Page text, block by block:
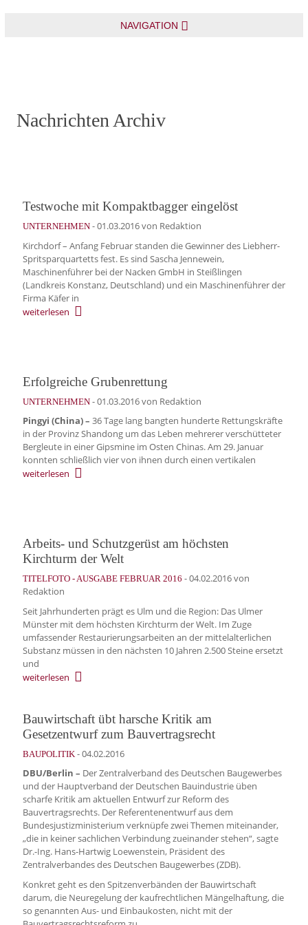
NAVIGATION
Nachrichten Archiv
Testwoche mit Kompaktbagger eingelöst
UNTERNEHMEN-01.03.2016von Redaktion
Kirchdorf – Anfang Februar standen die Gewinner des Liebherr-
Spritsparquartetts fest. Es sind Sascha Jennewein,
Maschinenführer bei der Nacken GmbH in Steißlingen
(Landkreis Konstanz, Deutschland) und ein Maschinenführer der
Firma Käfer in
weiterlesen
Erfolgreiche Grubenrettung
UNTERNEHMEN-01.03.2016von Redaktion
Pingyi (China) – 36 Tage lang bangten hunderte Rettungskräfte
in der Provinz Shandong um das Leben mehrerer verschütteter
Bergleute in einer Gipsmine im Osten Chinas. Am 29. Januar
konnten schließlich vier von ihnen durch einen vertikalen
weiterlesen
Arbeits- und Schutzgerüst am höchsten
Kirchturm der Welt
TITELFOTO - AUSGABE FEBRUAR 2016 -04.02.2016von
Redaktion
Seit Jahrhunderten prägt es Ulm und die Region: Das Ulmer
Münster mit dem höchsten Kirchturm der Welt. Im Zuge
umfassender Restaurierungsarbeiten an der mittelalterlichen
Substanz müssen in den nächsten 10 Jahren 2.500 Steine ersetzt
und
weiterlesen
Bauwirtschaft übt harsche Kritik am
Gesetzentwurf zum Bauvertragsrecht
BAUPOLITIK-04.02.2016
DBU/Berlin – Der Zentralverband des Deutschen Baugewerbes
und der Hauptverband der Deutschen Bauindustrie üben
scharfe Kritik am aktuellen Entwurf zur Reform des
Bauvertragsrechts. Der Referentenentwurf aus dem
Bundesjustizministerium verknüpfe zwei Themen miteinander,
„die in keiner sachlichen Verbindung zueinander stehen“, sagte
Dr.-Ing. Hans-Hartwig Loewenstein, Präsident des
Zentralverbandes des Deutschen Baugewerbes (ZDB).
Konkret geht es den Spitzenverbänden der Bauwirtschaft
darum, die Neuregelung der kaufrechtlichen Mängelhaftung, die
so genannten Aus- und Einbaukosten, nicht mit der